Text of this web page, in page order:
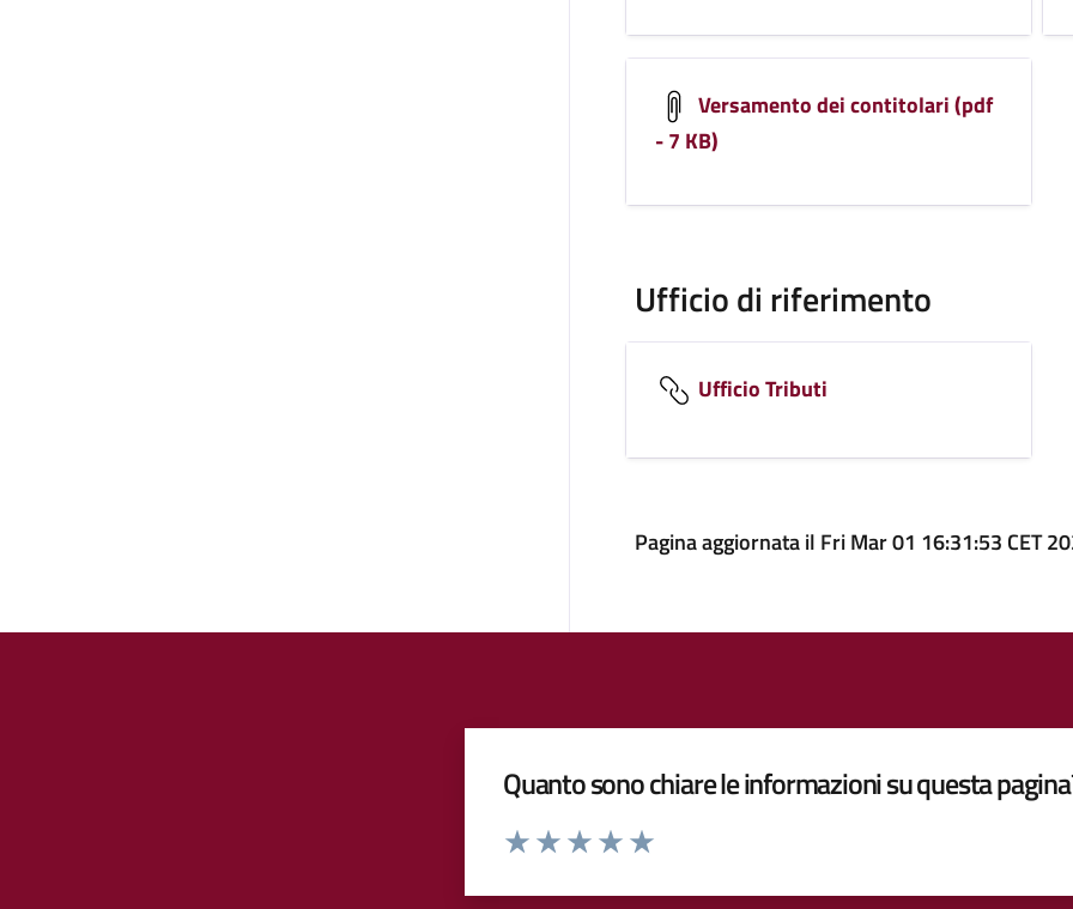
Versamento dei contitolari (pdf
- 7 KB)
Ufficio di riferimento
Ufficio Tributi
Pagina aggiornata il Fri Mar 01 16:31:53 CET
Quanto sono chiare le informazioni su questa
Valuta da 1 a 5 stelle la pagina